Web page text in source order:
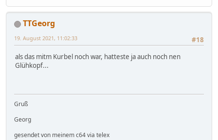
TTGeorg
#18
19. August 2021, 11:02:33
als das mitm Kurbel noch war, hatteste ja auch noch nen
Glühkopf...
Gruß
Georg
gesendet von meinem c64 via telex